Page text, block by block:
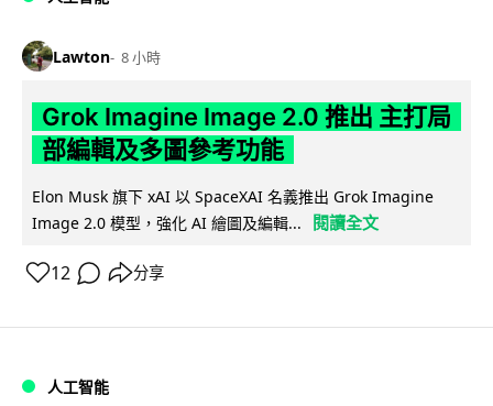
Lawton 8 小時
Grok Imagine Image 2.0 推出 主打局
部編輯及多圖參考功能
Elon Musk 旗下 xAI 以 SpaceXAI 名義推出 Grok Imagine
Image 2.0 模型，強化 AI 繪圖及編輯...
閱讀全文
12 分享
人工智能